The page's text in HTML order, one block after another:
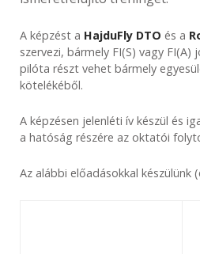
A képzést a HajduFly DTO és a
szervezi, bármely FI(S) vagy FI(A)
pilóta részt vehet bármely
kötelékéből.
A képzésen jelenléti ív készül és
a hatóság részére az oktatói
Az alábbi előadásokkal készülünk